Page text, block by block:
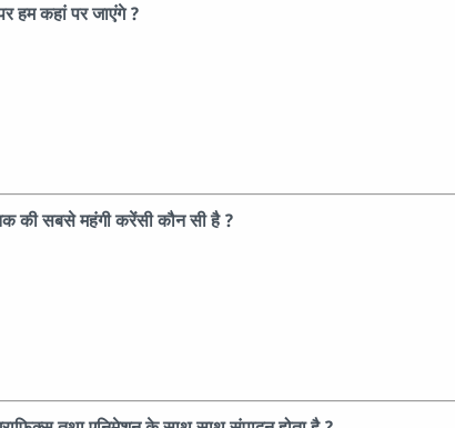
कहां पर जाएंगे ?
की सबसे महंगी करेंसी कौन सी है ?